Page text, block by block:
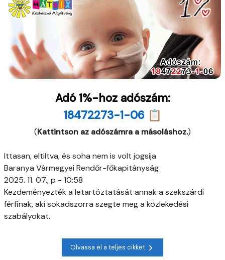
Adó 1%-hoz adószám:
18472273-1-06 📋
(Kattintson az adószámra a másoláshoz.)
Ittasan, eltiltva, és soha nem is volt jogsija
Baranya Vármegyei Rendőr-főkapitányság
2025. 11. 07., p - 10:58
Kezdeményezték a letartóztatását annak a szekszárdi
férfinak, aki sokadszorra szegte meg a közlekedési
szabályokat.
Olvassa el a teljes cikket